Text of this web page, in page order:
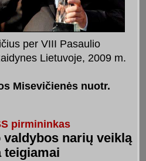
per VIII Pasaulio
Lietuvoje, 2009 m.
Misevičienės nuotr.
pirmininkas
valdybos narių veiklą
teigiamai